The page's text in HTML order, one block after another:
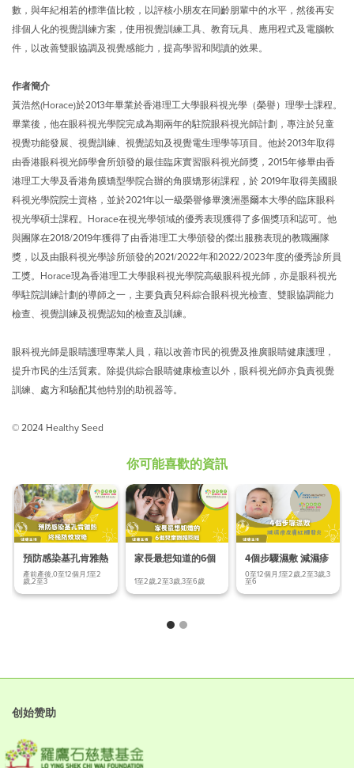
數，與年紀相若的標準值比較，以評核小朋友在同齡朋輩中的水平，然後再安
排個人化的視覺訓練方案，使用視覺訓練工具、教育玩具、應用程式及電腦軟
件，以改善雙眼協調及視覺感能力，提高學習和閱讀的效果。
作者簡介
黃浩然(Horace)於2013年畢業於香港理工大學眼科視光學（榮譽）理學士課程。
畢業後，他在眼科視光學院完成為期兩年的駐院眼科視光師計劃，專注於兒童
視覺功能發展、視覺訓練、視覺認知及視覺電生理學等項目。他於2013年取得
由香港眼科視光師學會所頒發的最佳臨床實習眼科視光師獎，2015年修畢由香
港理工大學及香港角膜矯型學院合辦的角膜矯形術課程，於 2019年取得美國眼
科視光學院院士資格，並於2021年以一級榮譽修畢澳洲墨爾本大學的臨床眼科
視光學碩士課程。Horace在視光學領域的優秀表現獲得了多個獎項和認可。他
與團隊在2018/2019年獲得了由香港理工大學頒發的傑出服務表現的教職團隊
獎，以及由眼科視光學診所頒發的2021/2022年和2022/2023年度的優秀診所員
工獎。Horace現為香港理工大學眼科視光學院高級眼科視光師，亦是眼科視光
學駐院訓練計劃的導師之一，主要負責兒科綜合眼科視光檢查、雙眼協調能力
檢查、視覺訓練及視覺認知的檢查及訓練。
眼科視光師是眼睛護理專業人員，藉以改善市民的視覺及推廣眼睛健康護理，
提升市民的生活質素。除提供綜合眼睛健康檢查以外，眼科視光師亦負責視覺
訓練、處方和驗配其他特別的助視器等。
© 2024 Healthy Seed
你可能喜歡的資訊
預防感染基孔肯雅熱
終極防蚊
產前產後,0至12個月,1至2
歲,2至3
家長最想知道的6個
1至2歲,2至3歲,3至6歲
4個步驟濕敷 減濕疹
皮膚紅腫發炎
0至12個月,1至2歲,2至3歲,3
至6
创始赞助